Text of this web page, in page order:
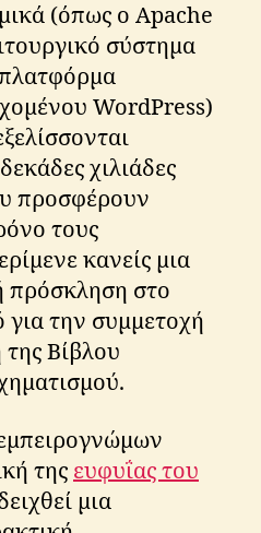
(όπως ο Apache
σύστημα
WordPress)
χιλιάδες
προσφέρουν
τους
κανείς μια
πρόσκληση στο
για την συμμετοχή
Βίβλου
της ευφυΐας του
μια